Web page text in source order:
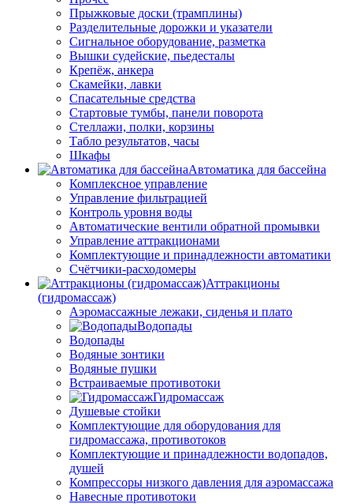
Прыжковые доски (трамплины)
Разделительные дорожки и указатели
Cигнальное оборудование, разметка
Вышки судейские, пьедесталы
Крепёж, анкера
Скамейки, лавки
Спасательные средства
Стартовые тумбы, панели поворота
Стеллажи, полки, корзины
Табло результатов, часы
Шкафы
Автоматика для бассейна
Комплексное управление
Управление фильтрацией
Контроль уровня воды
Автоматические вентили обратной промывки
Управление аттракционами
Комплектующие и принадлежности автоматики
Счётчики-расходомеры
Аттракционы
(гидромассаж)
Аэромассажные лежаки, сиденья и плато
Водопады
Водопады
Водяные зонтики
Водяные пушки
Встраиваемые противотоки
Гидромассаж
Душевые стойки
Комплектующие для оборудования для
гидромассажа, противотоков
Комплектующие и принадлежности водопадов,
душей
Компрессоры низкого давления для аэромассажа
Навесные противотоки